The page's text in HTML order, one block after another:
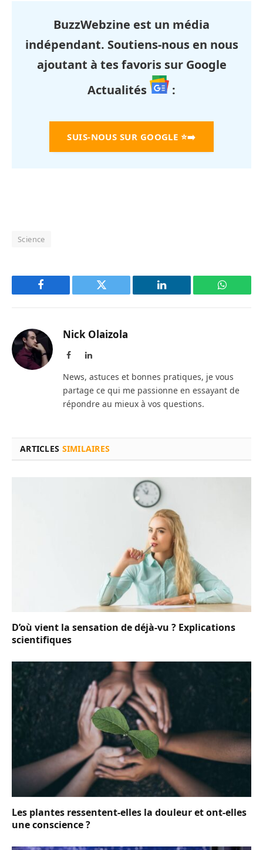
BuzzWebzine est un média
indépendant. Soutiens-nous en nous
ajoutant à tes favoris sur Google
Actualités
:
SUIS-NOUS SUR GOOGLE ⭐➡️
Science
Facebook Twitter LinkedIn
Nick Olaizola
FacebookLinkedIn
News, astuces et bonnes pratiques, je vous
partage ce qui me passionne en essayant de
répondre au mieux à vos questions.
ARTICLES SIMILAIRES
D’où vient la sensation de déjà-vu ? Explications
scientifiques
Les plantes ressentent-elles la douleur et ont-elles
une conscience ?